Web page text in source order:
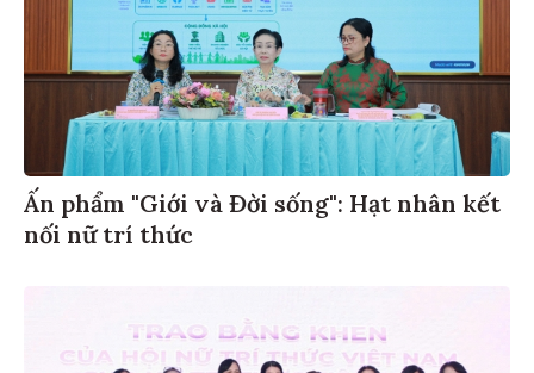
Ấn phẩm "Giới và Đời sống": Hạt nhân kết
nối nữ trí thức